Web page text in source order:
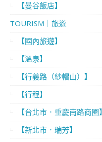
【曼谷飯店】
TOURISM｜旅遊
【國內旅遊】
【溫泉】
【行義路（紗帽山）】
【行程】
【台北市．重慶南路商圈】
【新北市．瑞芳】